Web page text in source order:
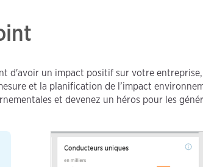
d'avoir un impact positif sur votre
et la planification de l’impact
et devenez un héros pour les